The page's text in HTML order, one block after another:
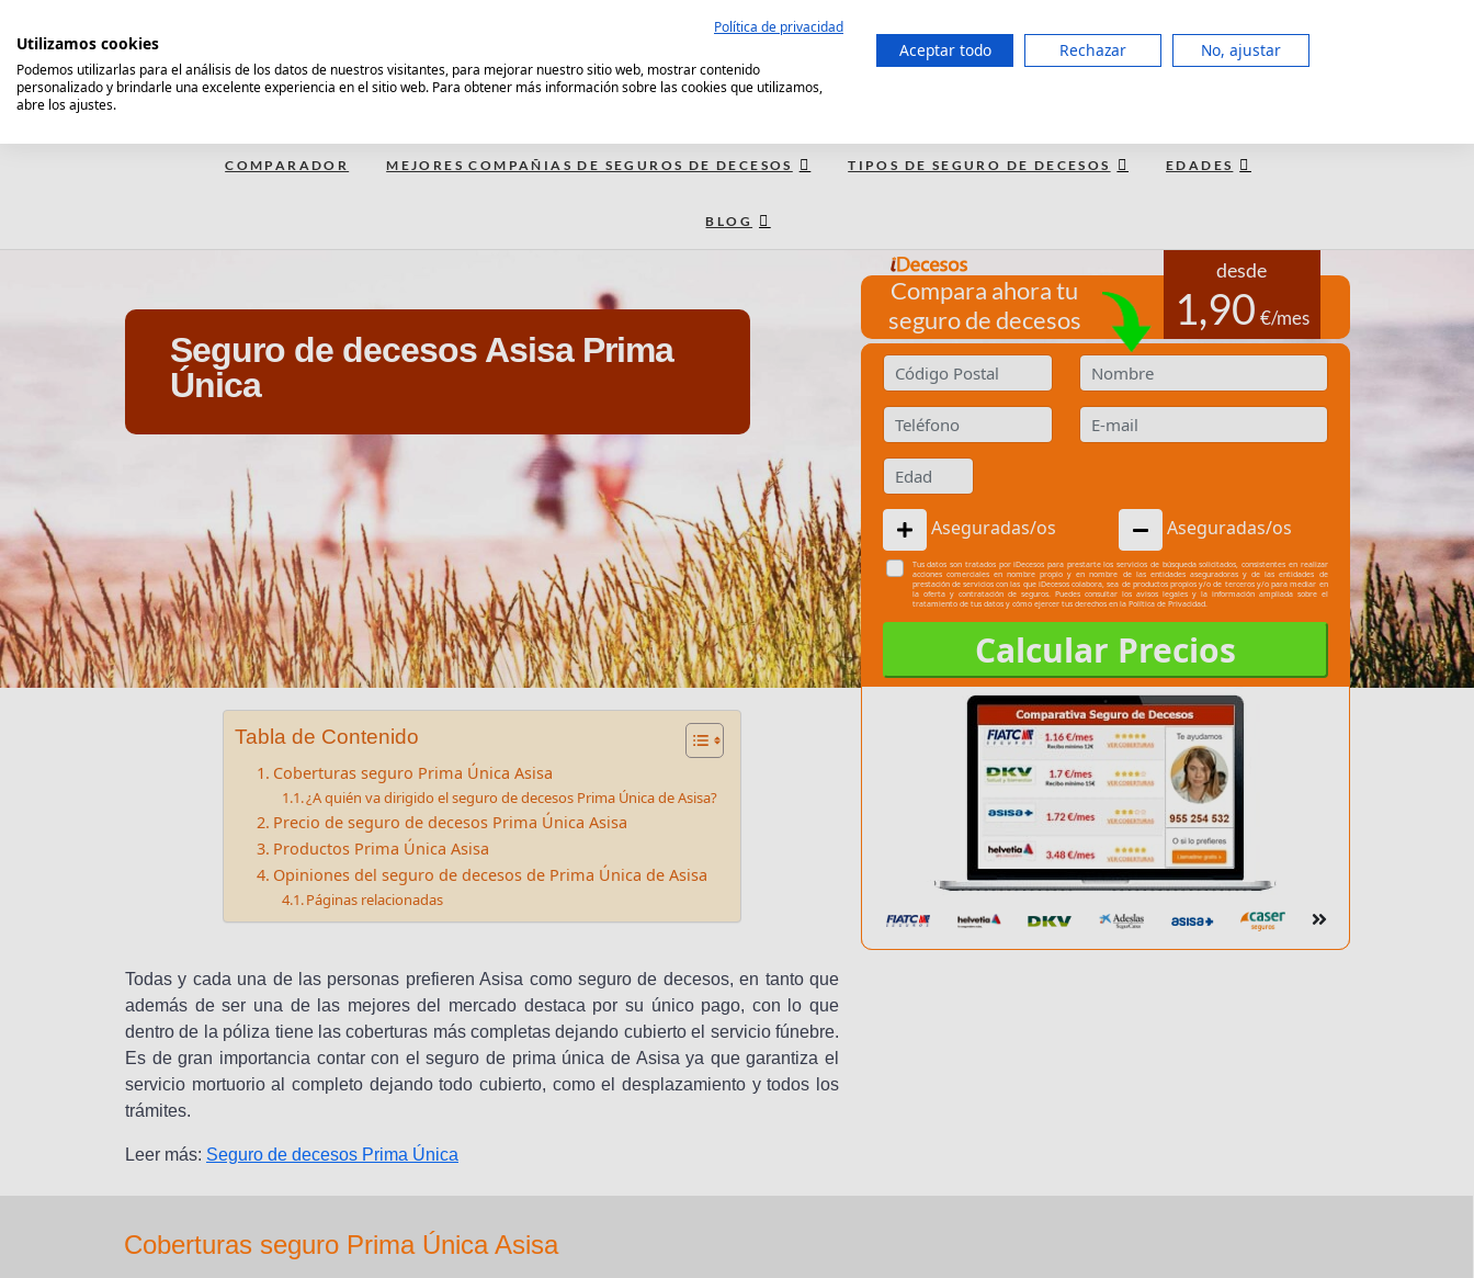
contenido
Comparador Seguro Decesos
951 127 403
LUN a JUE de 8:00 - 20:00, VIE 15:00
COMPARADOR MEJORES COMPAÑIAS DE SEGUROS DE DECESOS TIPOS DE SEGURO DE DECESOS EDADES
BLOG
Compara ahora tu
seguro de decesos
desde
1,90 €/mes
Aseguradas/os Aseguradas/os
Tus datos son tratados por iDecesos para prestarte los servicios de búsqueda solicitados, consistentes en realizar
acciones comerciales en nombre propio y en nombre de las entidades aseguradoras y de las entidades de
prestación de servicios con las que iDecesos colabora, sea de productos propios y/o de terceros y/o para mediar en
la oferta y contratación de seguros. Puedes consultar los avisos legalesy la información ampliada sobre el
tratamiento de tus datos y cómo ejercer tus derechos en la Política de Privacidad.
Calcular Precios
Seguro de decesos Asisa Prima
Única
Tabla de Contenido
Coberturas seguro Prima Única Asisa
¿A quién va dirigido el seguro de decesos Prima Única de Asisa?
Precio de seguro de decesos Prima Única Asisa
Productos Prima Única Asisa
Opiniones del seguro de decesos de Prima Única de Asisa
Páginas relacionadas
Todas y cada una de las personas prefieren Asisa como seguro de decesos, en tanto que
además de ser una de las mejores del mercado destaca por su único pago, con lo que
dentro de la póliza tiene las coberturas más completas dejando cubierto el servicio fúnebre.
Es de gran importancia contar con el seguro de prima única de Asisa ya que garantiza el
servicio mortuorio al completo dejando todo cubierto, como el desplazamiento y todos los
trámites.
Leer más: Seguro de decesos Prima Única
Coberturas seguro Prima Única Asisa
Política de privacidad
Utilizamos cookies
Podemos utilizarlas para el análisis de los datos de nuestros visitantes, para mejorar nuestro sitio web, mostrar contenido
personalizado y brindarle una excelente experiencia en el sitio web. Para obtener más información sobre las cookies que utilizamos,
abre los ajustes.
Aceptar todo Rechazar No, ajustar